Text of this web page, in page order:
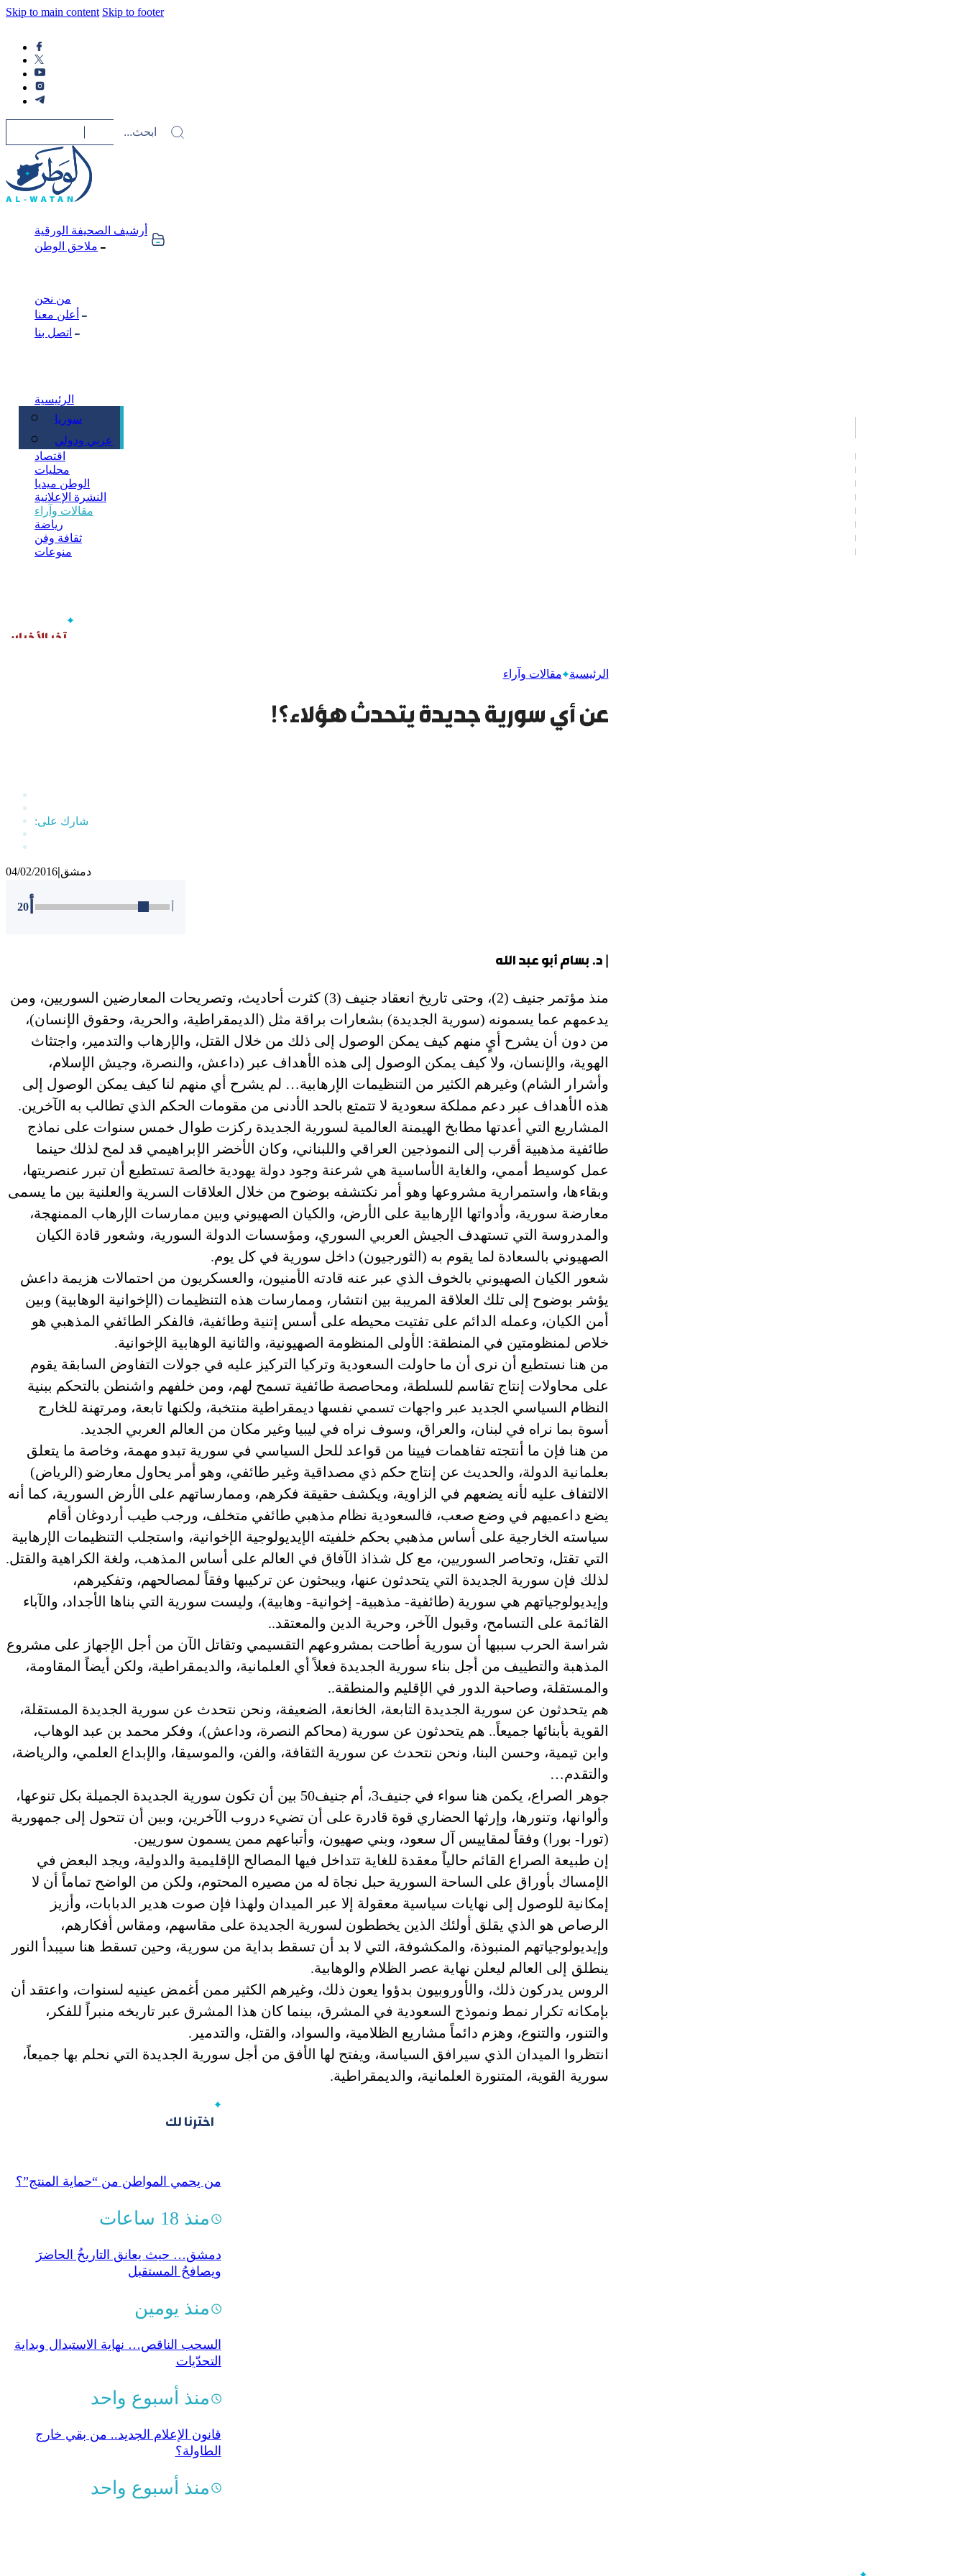
Skip to main content Skip to footer
أرشيف الصحيفة الورقية
ملاحق الوطن
من نحن
أعلن معنا
اتصل بنا
الرئيسية
سوريا
عربي ودولي
اقتصاد
محليات
الوطن ميديا
النشرة الإعلانية
مقالات وآراء
رياضة
ثقافة وفن
منوعات
الرئيسية مقالات وآراء
عن أي سورية جديدة يتحدث هؤلاء؟!
04/02/2016 دمشق
20
| د. بسام أبو عبد الله
منذ مؤتمر جنيف (2)، وحتى تاريخ انعقاد جنيف (3) كثرت أحاديث، وتصريحات المعارضين السوريين، ومن
يدعمهم عما يسمونه (سورية الجديدة) بشعارات براقة مثل (الديمقراطية، والحرية، وحقوق الإنسان)،
من دون أن يشرح أيٍ منهم كيف يمكن الوصول إلى ذلك من خلال القتل، والإرهاب والتدمير، واجتثاث
الهوية، والإنسان، ولا كيف يمكن الوصول إلى هذه الأهداف عبر (داعش، والنصرة، وجيش الإسلام،
وأشرار الشام) وغيرهم الكثير من التنظيمات الإرهابية… لم يشرح أي منهم لنا كيف يمكن الوصول إلى
هذه الأهداف عبر دعم مملكة سعودية لا تتمتع بالحد الأدنى من مقومات الحكم الذي تطالب به الآخرين.
المشاريع التي أعدتها مطابخ الهيمنة العالمية لسورية الجديدة ركزت طوال خمس سنوات على نماذج
طائفية مذهبية أقرب إلى النموذجين العراقي واللبناني، وكان الأخضر الإبراهيمي قد لمح لذلك حينما
عمل كوسيط أممي، والغاية الأساسية هي شرعنة وجود دولة يهودية خالصة تستطيع أن تبرر عنصريتها،
وبقاءها، واستمرارية مشروعها وهو أمر نكتشفه بوضوح من خلال العلاقات السرية والعلنية بين ما يسمى
معارضة سورية، وأدواتها الإرهابية على الأرض، والكيان الصهيوني وبين ممارسات الإرهاب الممنهجة،
والمدروسة التي تستهدف الجيش العربي السوري، ومؤسسات الدولة السورية، وشعور قادة الكيان
الصهيوني بالسعادة لما يقوم به (الثورجيون) داخل سورية في كل يوم.
شعور الكيان الصهيوني بالخوف الذي عبر عنه قادته الأمنيون، والعسكريون من احتمالات هزيمة داعش
يؤشر بوضوح إلى تلك العلاقة المريبة بين انتشار، وممارسات هذه التنظيمات (الإخوانية الوهابية) وبين
أمن الكيان، وعمله الدائم على تفتيت محيطه على أسس إتنية وطائفية، فالفكر الطائفي المذهبي هو
خلاص لمنظومتين في المنطقة: الأولى المنظومة الصهيونية، والثانية الوهابية الإخوانية.
من هنا نستطيع أن نرى أن ما حاولت السعودية وتركيا التركيز عليه في جولات التفاوض السابقة يقوم
على محاولات إنتاج تقاسم للسلطة، ومحاصصة طائفية تسمح لهم، ومن خلفهم واشنطن بالتحكم ببنية
النظام السياسي الجديد عبر واجهات تسمي نفسها ديمقراطية منتخبة، ولكنها تابعة، ومرتهنة للخارج
أسوة بما نراه في لبنان، والعراق، وسوف نراه في ليبيا وغير مكان من العالم العربي الجديد.
من هنا فإن ما أنتجته تفاهمات فيينا من قواعد للحل السياسي في سورية تبدو مهمة، وخاصة ما يتعلق
بعلمانية الدولة، والحديث عن إنتاج حكم ذي مصداقية وغير طائفي، وهو أمر يحاول معارضو (الرياض)
الالتفاف عليه لأنه يضعهم في الزاوية، ويكشف حقيقة فكرهم، وممارساتهم على الأرض السورية، كما أنه
يضع داعميهم في وضع صعب، فالسعودية نظام مذهبي طائفي متخلف، ورجب طيب أردوغان أقام
سياسته الخارجية على أساس مذهبي بحكم خلفيته الإيديولوجية الإخوانية، واستجلب التنظيمات الإرهابية
التي تقتل، وتحاصر السوريين، مع كل شذاذ الآفاق في العالم على أساس المذهب، ولغة الكراهية والقتل.
لذلك فإن سورية الجديدة التي يتحدثون عنها، ويبحثون عن تركيبها وفقاً لمصالحهم، وتفكيرهم،
وإيديولوجياتهم هي سورية (طائفية- مذهبية- إخوانية- وهابية)، وليست سورية التي بناها الأجداد، والآباء
القائمة على التسامح، وقبول الآخر، وحرية الدين والمعتقد..
شراسة الحرب سببها أن سورية أطاحت بمشروعهم التقسيمي وتقاتل الآن من أجل الإجهاز على مشروع
المذهبة والتطييف من أجل بناء سورية الجديدة فعلاً أي العلمانية، والديمقراطية، ولكن أيضاً المقاومة،
والمستقلة، وصاحبة الدور في الإقليم والمنطقة..
هم يتحدثون عن سورية الجديدة التابعة، الخانعة، الضعيفة، ونحن نتحدث عن سورية الجديدة المستقلة،
القوية بأبنائها جميعاً.. هم يتحدثون عن سورية (محاكم النصرة، وداعش)، وفكر محمد بن عبد الوهاب،
وابن تيمية، وحسن البنا، ونحن نتحدث عن سورية الثقافة، والفن، والموسيقا، والإبداع العلمي، والرياضة،
والتقدم…
جوهر الصراع، يكمن هنا سواء في جنيف3، أم جنيف50 بين أن تكون سورية الجديدة الجميلة بكل تنوعها،
وألوانها، وتنورها، وإرثها الحضاري قوة قادرة على أن تضيء دروب الآخرين، وبين أن تتحول إلى جمهورية
(تورا- بورا) وفقاً لمقاييس آل سعود، وبني صهيون، وأتباعهم ممن يسمون سوريين.
إن طبيعة الصراع القائم حالياً معقدة للغاية تتداخل فيها المصالح الإقليمية والدولية، ويجد البعض في
الإمساك بأوراق على الساحة السورية حبل نجاة له من مصيره المحتوم، ولكن من الواضح تماماً أن لا
إمكانية للوصول إلى نهايات سياسية معقولة إلا عبر الميدان ولهذا فإن صوت هدير الدبابات، وأزيز
الرصاص هو الذي يقلق أولئك الذين يخططون لسورية الجديدة على مقاسهم، ومقاس أفكارهم،
وإيديولوجياتهم المنبوذة، والمكشوفة، التي لا بد أن تسقط بداية من سورية، وحين تسقط هنا سيبدأ النور
ينطلق إلى العالم ليعلن نهاية عصر الظلام والوهابية.
الروس يدركون ذلك، والأوروبيون بدؤوا يعون ذلك، وغيرهم الكثير ممن أغمض عينيه لسنوات، واعتقد أن
بإمكانه تكرار نمط ونموذج السعودية في المشرق، بينما كان هذا المشرق عبر تاريخه منبراً للفكر،
والتنور، والتنوع، وهزم دائماً مشاريع الظلامية، والسواد، والقتل، والتدمير.
انتظروا الميدان الذي سيرافق السياسة، ويفتح لها الأفق من أجل سورية الجديدة التي نحلم بها جميعاً،
سورية القوية، المتنورة العلمانية، والديمقراطية.
اخترنا لك
من يحمي المواطن من “حماية المنتج”؟
منذ 18 ساعات
دمشق… حيث يعانق التاريخُ الحاضرَ
ويصافحُ المستقبل
منذ يومين
السحب الناقص… نهاية الاستبدال وبداية
التحدّيات
منذ أسبوع واحد
قانون الإعلام الجديد.. من بقي خارج
الطاولة؟
منذ أسبوع واحد